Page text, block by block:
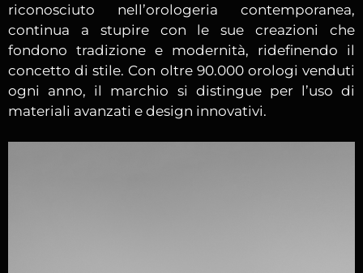
riconosciuto nell’orologeria contemporanea,
continua a stupire con le sue creazioni che
fondono tradizione e modernità, ridefinendo il
concetto di stile. Con oltre 90.000 orologi venduti
ogni anno, il marchio si distingue per l’uso di
materiali avanzati e design innovativi.